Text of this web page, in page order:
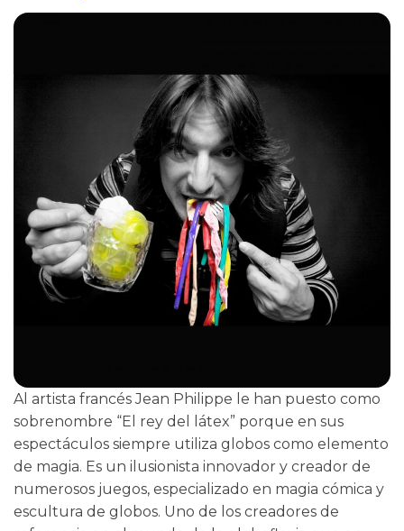
Al artista francés Jean Philippe le han puesto como
sobrenombre “El rey del látex” porque en sus
espectáculos siempre utiliza globos como elemento
de magia. Es un ilusionista innovador y creador de
numerosos juegos, especializado en magia cómica y
escultura de globos. Uno de los creadores de